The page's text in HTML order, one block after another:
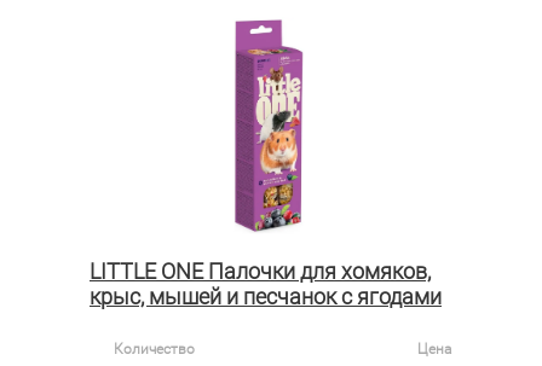
LITTLE ONE Палочки для хомяков,
крыс, мышей и песчанок с ягодами
Количество Цена